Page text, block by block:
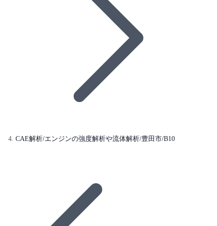
CAE解析/エンジンの強度解析や流体解析/豊田市/B10